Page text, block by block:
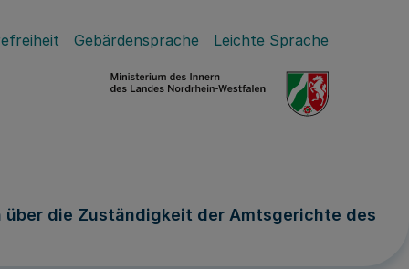
Gebärdensprache Leichte Sprache
über die Zuständigkeit der Amtsgerichte des